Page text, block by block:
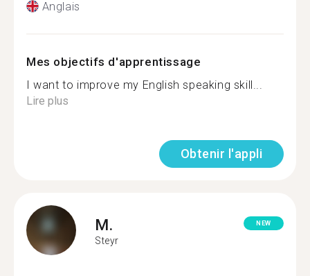
Anglais
Mes objectifs d'apprentissage
I want to improve my English speaking skill...
Lire plus
Obtenir l'appli
M.
Steyr
NEW